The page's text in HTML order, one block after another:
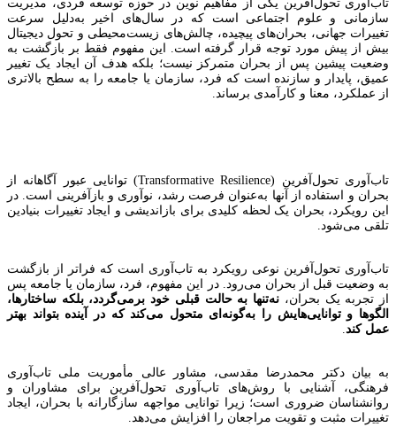
سازمانی و علوم اجتماعی است که در سال‌های اخیر به‌دلیل سرعت
تغییرات جهانی، بحران‌های پیچیده، چالش‌های زیست‌محیطی و تحول دیجیتال
بیش از پیش مورد توجه قرار گرفته است. این مفهوم فقط بر بازگشت به
وضعیت پیشین پس از بحران متمرکز نیست؛ بلکه هدف آن ایجاد یک تغییر
عمیق، پایدار و سازنده است که فرد، سازمان یا جامعه را به سطح بالاتری
از عملکرد، معنا و کارآمدی برساند.
تاب‌آوری تحول‌آفرین (Transformative Resilience) توانایی عبور آگاهانه از
بحران‌ و استفاده از آنها به‌عنوان فرصت رشد، نوآوری و بازآفرینی است. در
این رویکرد، بحران یک لحظه کلیدی برای بازاندیشی و ایجاد تغییرات بنیادین
تلقی می‌شود.
تاب‌آوری تحول‌آفرین نوعی رویکرد به تاب‌آوری است که فراتر از بازگشت
به وضعیت قبل از بحران می‌رود. در این مفهوم، فرد، سازمان یا جامعه پس
از تجربه یک بحران، نه‌تنها به حالت قبلی خود برمی‌گردد، بلکه ساختارها،
الگوها و توانایی‌هایش را به‌گونه‌ای متحول می‌کند که در آینده بتواند بهتر
عمل کند
به بیان دکتر محمدرضا مقدسی، مشاور عالی مأموریت ملی تاب‌آوری
فرهنگی، آشنایی با روش‌های تاب‌آوری تحول‌آفرین برای مشاوران و
روانشناسان ضروری است؛ زیرا توانایی مواجهه سازگارانه با بحران‌، ایجاد
تغییرات مثبت و تقویت مراجعان را افزایش می‌دهد.